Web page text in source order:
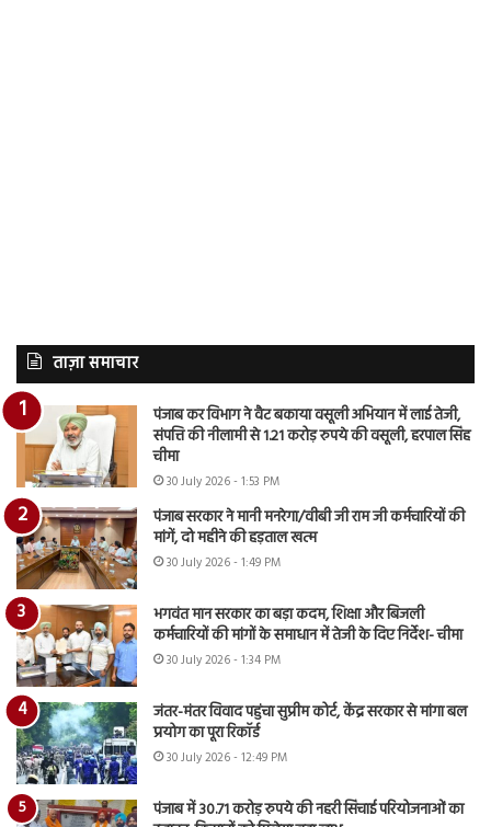
ताज़ा समाचार
पंजाब कर विभाग ने वैट बकाया वसूली अभियान में लाई तेजी,
संपत्ति की नीलामी से 1.21 करोड़ रुपये की वसूली, हरपाल सिंह
चीमा
30 July 2026 - 1:53 PM
पंजाब सरकार ने मानी मनरेगा/वीबी जी राम जी कर्मचारियों की
मांगें, दो महीने की हड़ताल खत्म
30 July 2026 - 1:49 PM
भगवंत मान सरकार का बड़ा कदम, शिक्षा और बिजली
कर्मचारियों की मांगों के समाधान में तेजी के दिए निर्देश- चीमा
30 July 2026 - 1:34 PM
जंतर-मंतर विवाद पहुंचा सुप्रीम कोर्ट, केंद्र सरकार से मांगा बल
प्रयोग का पूरा रिकॉर्ड
30 July 2026 - 12:49 PM
पंजाब में 30.71 करोड़ रुपये की नहरी सिंचाई परियोजनाओं का